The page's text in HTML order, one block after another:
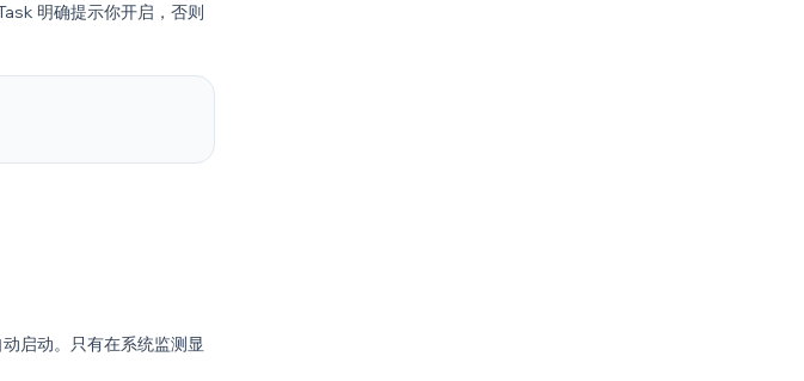
明确提示你开启，否则
启动。只有在系统监测显